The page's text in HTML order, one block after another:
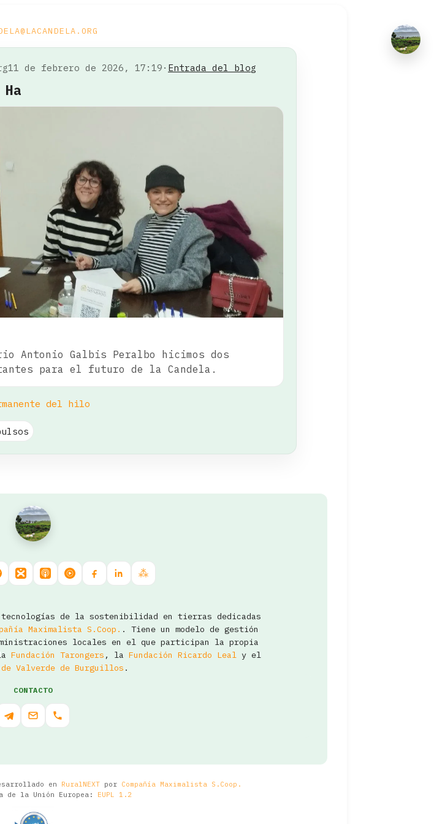
11 de febrero de 2026, 17:19 · Entrada del blog
Antonio Galbis Peralbo hicimos dos
para el futuro de la Candela.
del hilo
de la sostenibilidad en tierras dedicadas
Maximalista S.Coop. . Tiene un modelo de gestión
locales en el que participan la propia
Fundación Tarongers , la Fundación Ricardo Leal y el
de Valverde de Burguillos .
CONTACTO
en RuralNEXTpor Compañía Maximalista S.Coop.
de la Unión Europea: EUPL 1.2